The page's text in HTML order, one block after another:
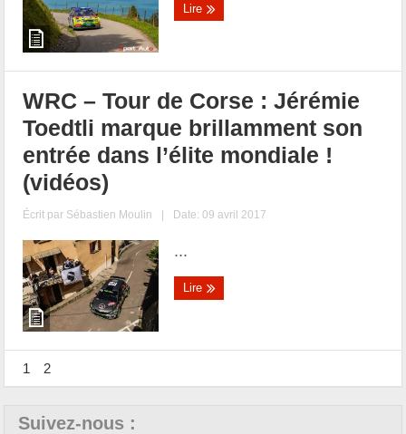
Lire
WRC – Tour de Corse : Jérémie
Toedtli marque brillamment son
entrée dans l’élite mondiale !
(vidéos)
Écrit par Sébastien Moulin | Date: 09 avril 2017
...
Lire
1 2
Suivez-nous :